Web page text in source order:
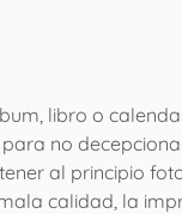
libro o
no
al principio
calidad, la